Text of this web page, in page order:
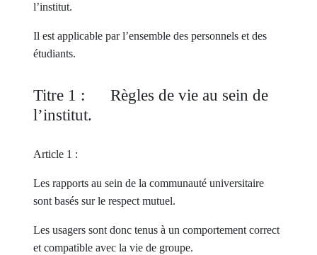
l’institut.
Il est applicable par l’ensemble des personnels et des
étudiants.
Titre 1 : Règles de vie au sein de
l’institut.
Article 1 :
Les rapports au sein de la communauté universitaire
sont basés sur le respect mutuel.
Les usagers sont donc tenus à un comportement correct
et compatible avec la vie de groupe.